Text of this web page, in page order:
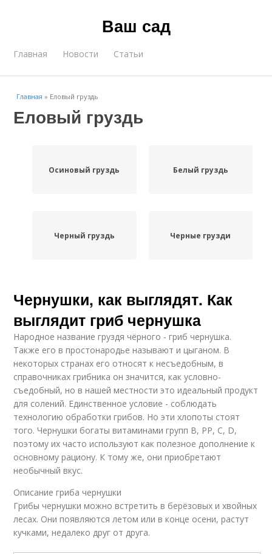
Ваш сад
Главная Новости Статьи
Главная » Еловый груздь
Еловый груздь
Осиновый груздь Белый груздь
Черный груздь Черные грузди
Чернушки, как выглядят. Как
выглядит гриб чернушка
Народное название груздя чёрного - гриб чернушка.
Также его в простонародье называют и цыганом. В
некоторых странах его относят к несъедобным, в
справочниках грибника он значится, как условно-
съедобный, но в нашей местности это идеальный продукт
для солений. Единственное условие - соблюдать
технологию обработки грибов. Но эти хлопоты стоят
того. Чернушки богаты витаминами групп В, РР, С, D,
поэтому их часто используют как полезное дополнение к
основному рациону. К тому же, они приобретают
необычный вкус.
Описание гриба чернушки
Грибы чернушки можно встретить в берёзовых и хвойных
лесах. Они появляются летом или в конце осени, растут
кучками, недалеко друг от друга.